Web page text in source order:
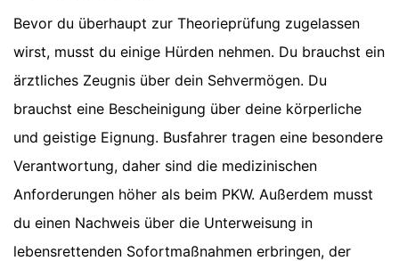
Bevor du überhaupt zur Theorieprüfung zugelassen
wirst, musst du einige Hürden nehmen. Du brauchst ein
ärztliches Zeugnis über dein Sehvermögen. Du
brauchst eine Bescheinigung über deine körperliche
und geistige Eignung. Busfahrer tragen eine besondere
Verantwortung, daher sind die medizinischen
Anforderungen höher als beim PKW. Außerdem musst
du einen Nachweis über die Unterweisung in
lebensrettenden Sofortmaßnahmen erbringen, der